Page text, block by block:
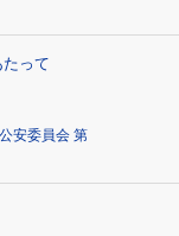
って
安委員会 第